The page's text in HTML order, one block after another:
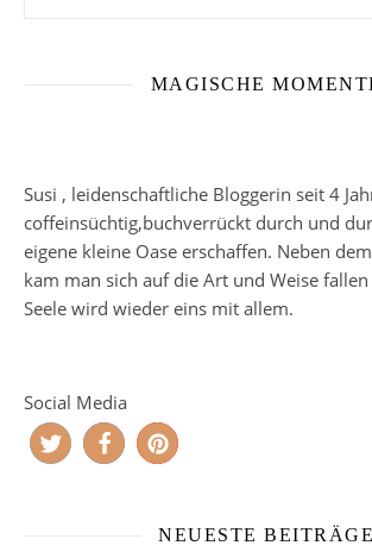
MAGISCHE
Susi , leidenschaftliche Bloggerin seit 4
coffeinsüchtig,buchverrückt durch und
eigene kleine Oase erschaffen. Neben
kam man sich auf die Art und Weise
Seele wird wieder eins mit allem.
Social Media
NEUESTE BEITRÄGE